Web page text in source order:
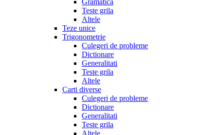
Gramatica
Teste grila
Altele
Teze unice
Trigonometrie
Culegeri de probleme
Dictionare
Generalitati
Teste grila
Altele
Carti diverse
Culegeri de probleme
Dictionare
Generalitati
Teste grila